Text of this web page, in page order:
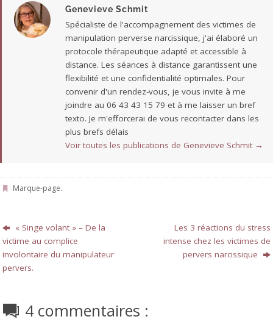
Genevieve Schmit
Spécialiste de l'accompagnement des victimes de
manipulation perverse narcissique, j'ai élaboré un
protocole thérapeutique adapté et accessible à
distance. Les séances à distance garantissent une
flexibilité et une confidentialité optimales. Pour
convenir d'un rendez-vous, je vous invite à me
joindre au 06 43 43 15 79 et à me laisser un bref
texto. Je m'efforcerai de vous recontacter dans les
plus brefs délais
Voir toutes les publications de Genevieve Schmit →
Marque-page.
« Singe volant » – De la
victime au complice
involontaire du manipulateur
pervers.
Les 3 réactions du stress
intense chez les victimes de
pervers narcissique
4 commentaires :